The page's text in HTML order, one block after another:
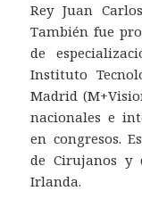
Rey Juan
También fue
de
Instituto
Madrid
nacionales e
en congresos.
de Cirujanos y
Irlanda.